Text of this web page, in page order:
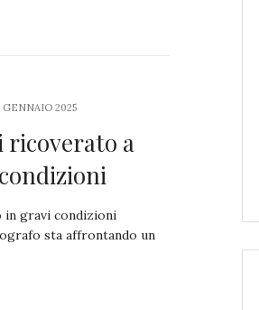
GENNAIO 2025
ricoverato a
in gravi condizioni
sta affrontando un